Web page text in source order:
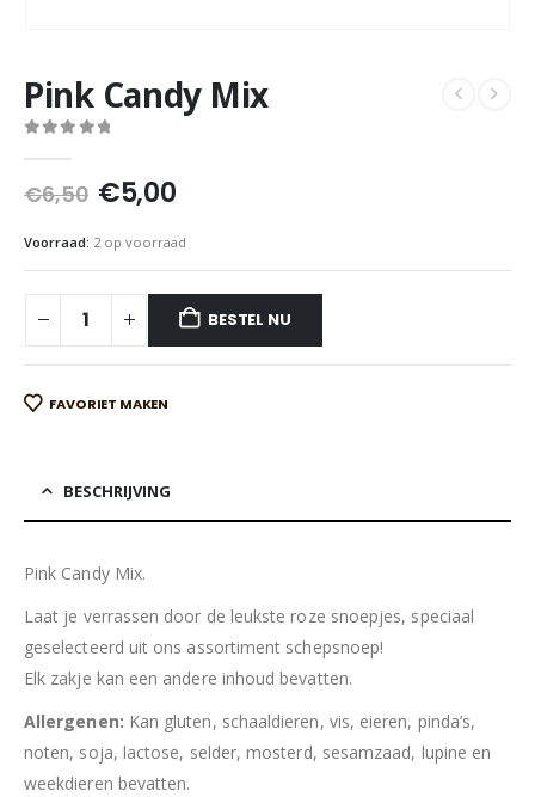
Pink Candy Mix
€6,50 Oorspronkelijke
prijs
was:
€6,50.
€5,00Huidige
is:
€5,00.
Voorraad: 2 op voorraad
BESTEL NU
FAVORIET MAKEN
BESCHRIJVING
Pink Candy Mix.
Laat je verrassen door de leukste roze snoepjes, speciaal
geselecteerd uit ons assortiment schepsnoep!
Elk zakje kan een andere inhoud bevatten.
Allergenen: Kan gluten, schaaldieren, vis, eieren, pinda’s,
noten, soja, lactose, selder, mosterd, sesamzaad, lupine en
weekdieren bevatten.